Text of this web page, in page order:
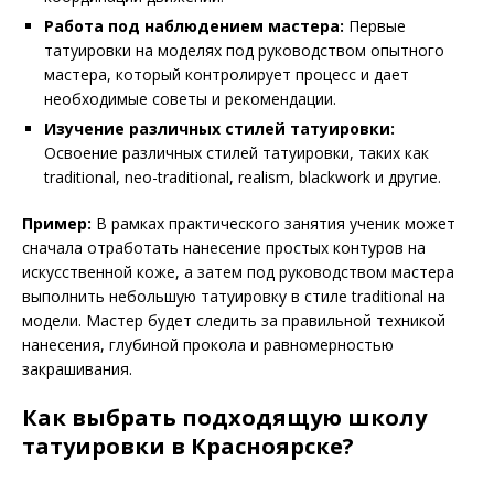
Работа под наблюдением мастера: Первые
татуировки на моделях под руководством опытного
мастера, который контролирует процесс и дает
необходимые советы и рекомендации.
Изучение различных стилей татуировки:
Освоение различных стилей татуировки, таких как
traditional, neo-traditional, realism, blackwork и другие.
Пример: В рамках практического занятия ученик может
сначала отработать нанесение простых контуров на
искусственной коже, а затем под руководством мастера
выполнить небольшую татуировку в стиле traditional на
модели. Мастер будет следить за правильной техникой
нанесения, глубиной прокола и равномерностью
закрашивания.
Как выбрать подходящую школу
татуировки в Красноярске?